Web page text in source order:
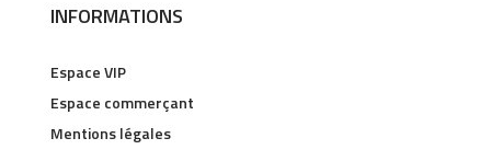
INFORMATIONS
Espace VIP
Espace commerçant
Mentions légales